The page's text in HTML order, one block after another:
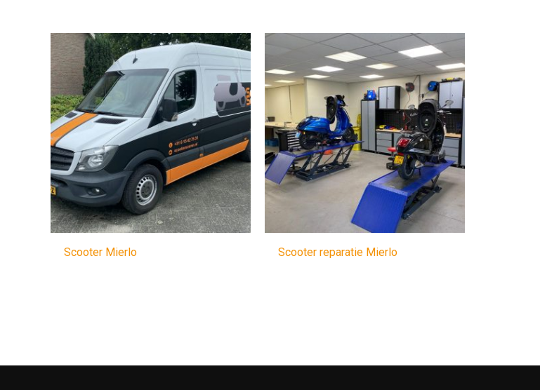
Scooter Mierlo Scooter reparatie Mierlo